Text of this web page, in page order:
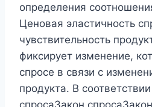
определения
Ценовая эластичность
чувствительность
фиксирует изменение,
спросе в связи с
продукта. В
спросаЗакон